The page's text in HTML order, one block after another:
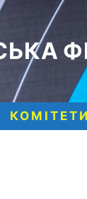
КОМІТЕТИ